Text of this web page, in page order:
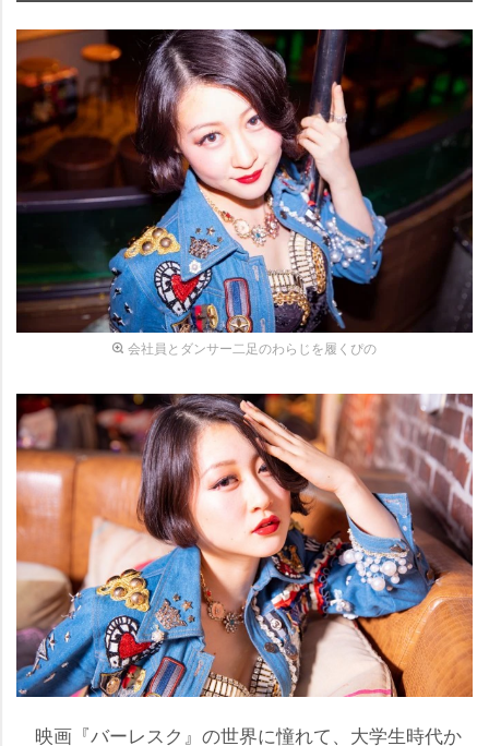
会社員とダンサー二足のわらじを履くぴの
映画『バーレスク』の世界に憧れて、大学生時代か